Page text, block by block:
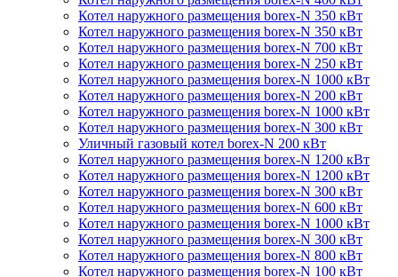
Котел наружного размещения borex-N 350 кВт
Котел наружного размещения borex-N 350 кВт
Котел наружного размещения borex-N 700 кВт
Котел наружного размещения borex-N 250 кВт
Котел наружного размещения borex-N 1000 кВт
Котел наружного размещения borex-N 200 кВт
Котел наружного размещения borex-N 1000 кВт
Котел наружного размещения borex-N 300 кВт
Уличный газовый котел borex-N 200 кВт
Котел наружного размещения borex-N 1200 кВт
Котел наружного размещения borex-N 1200 кВт
Котел наружного размещения borex-N 300 кВт
Котел наружного размещения borex-N 600 кВт
Котел наружного размещения borex-N 1000 кВт
Котел наружного размещения borex-N 300 кВт
Котел наружного размещения borex-N 800 кВт
Котел наружного размещения borex-N 100 кВт